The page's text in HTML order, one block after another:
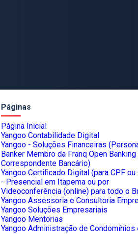
Páginas
Página Inicial
Yangoo Contabilidade Digital
Yangoo - Soluções Financeiras
Banker Membro da Franq Open Banking
Correspondente Bancário)
Yangoo Certificado Digital (para CPF ou
- Presencial em Itapema ou por
Videoconferência (online) para todo o
Yangoo Assessoria e Consultoria
Yangoo Soluções Empresariais
Yangoo Mentorias
Yangoo Administração de Condomínios